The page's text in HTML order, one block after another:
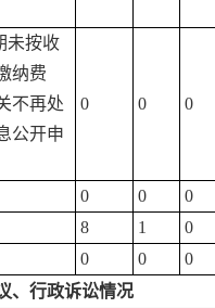
未按收
纳费
不再处
公开申
0 0 0
0 0
0
8 1
0
0 0
0
、行政诉讼情况